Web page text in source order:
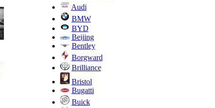
Audi
BMW
BYD
Beijing
Bentley
Borgward
Brilliance
Bristol
Bugatti
Buick